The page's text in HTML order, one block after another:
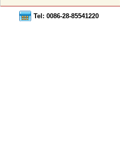
Tel: 0086-28-85541220